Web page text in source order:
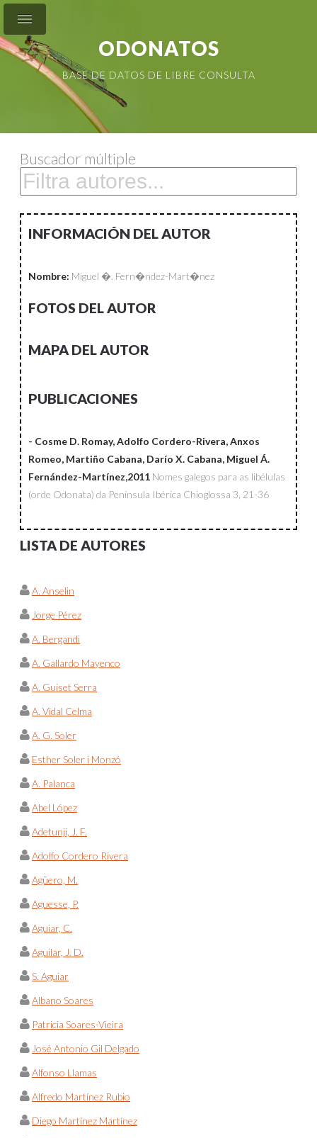
ODONATOS
BASE DE DATOS DE LIBRE CONSULTA
Buscador múltiple
INFORMACIÓN DEL AUTOR
Nombre: Miguel �. Fern�ndez-Mart�nez
FOTOS DEL AUTOR
MAPA DEL AUTOR
PUBLICACIONES
- Cosme D. Romay, Adolfo Cordero-Rivera, Anxos
Romeo, Martiño Cabana, Darío X. Cabana, Miguel Á.
Fernández-Martínez,2011 Nomes galegos para as libélulas
(orde Odonata) da Península Ibérica Chioglossa 3, 21-36
LISTA DE AUTORES
A. Anselin
Jorge Pérez
A. Bergandi
A. Gallardo Mayenco
A. Guiset Serra
A. Vidal Celma
A. G. Soler
Esther Soler i Monzó
A. Palanca
Abel López
Adetunji, J. F.
Adolfo Cordero Rivera
Agüero, M.
Aguesse, P.
Aguiar, C.
Aguilar, J. D.
S. Aguiar
Albano Soares
Patricia Soares-Vieira
José Antonio Gil Delgado
Alfonso Llamas
Alfredo Martínez Rubio
Diego Martínez Martínez